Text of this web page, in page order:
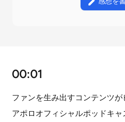
00:01
ファンを生み出すコンテンツ
アポロオフィシャルポッドキャ